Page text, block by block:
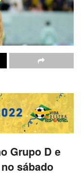
Grupo D e
sábado